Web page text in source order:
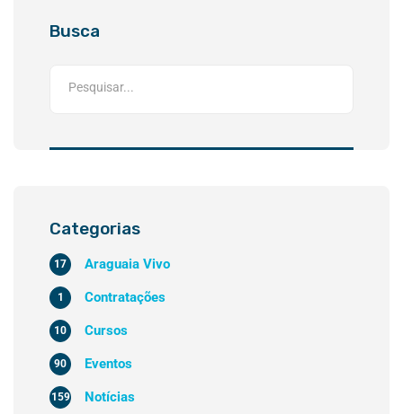
Busca
Categorias
Araguaia Vivo
17
Contratações
1
Cursos
10
Eventos
90
Notícias
159